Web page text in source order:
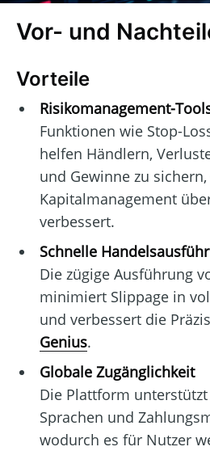
Vor- und
Vorteile
Risikomanagement-
Funktionen wie Stop-
helfen Händlern,
und Gewinne zu
Kapitalmanagement
verbessert.
Schnelle
Die zügige Ausführung
minimiert Slippage in
und verbessert die
Genius.
Globale Zugänglichkeit
Die Plattform
Sprachen und
wodurch es für Nutzer